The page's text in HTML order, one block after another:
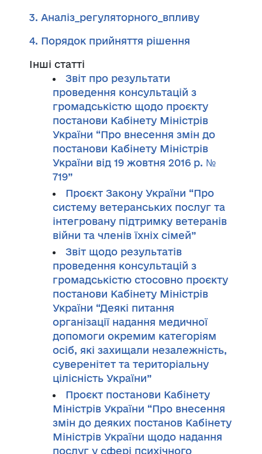
3. Аналіз_регуляторного_впливу
4. Порядок прийняття рішення
Інші статті
Звіт про результати
проведення консультацій з
громадськістю щодо проєкту
постанови Кабінету Міністрів
України “Про внесення змін до
постанови Кабінету Міністрів
України від 19 жовтня 2016 р. №
719”
Проєкт Закону України “Про
систему ветеранських послуг та
інтегровану підтримку ветеранів
війни та членів їхніх сімей”
Звіт щодо результатів
проведення консультацій з
громадськістю стосовно проєкту
постанови Кабінету Міністрів
України “Деякі питання
організації надання медичної
допомоги окремим категоріям
осіб, які захищали незалежність,
суверенітет та територіальну
цілісність України”
Проєкт постанови Кабінету
Міністрів України “Про внесення
змін до деяких постанов Кабінету
Міністрів України щодо надання
послуг у сфері психічного